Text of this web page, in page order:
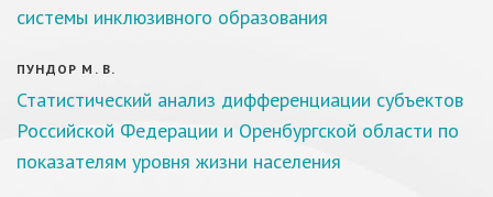
системы инклюзивного образования
ПУНДОР М. В.
Статистический анализ дифференциации субъектов
Российской Федерации и Оренбургской области по
показателям уровня жизни населения